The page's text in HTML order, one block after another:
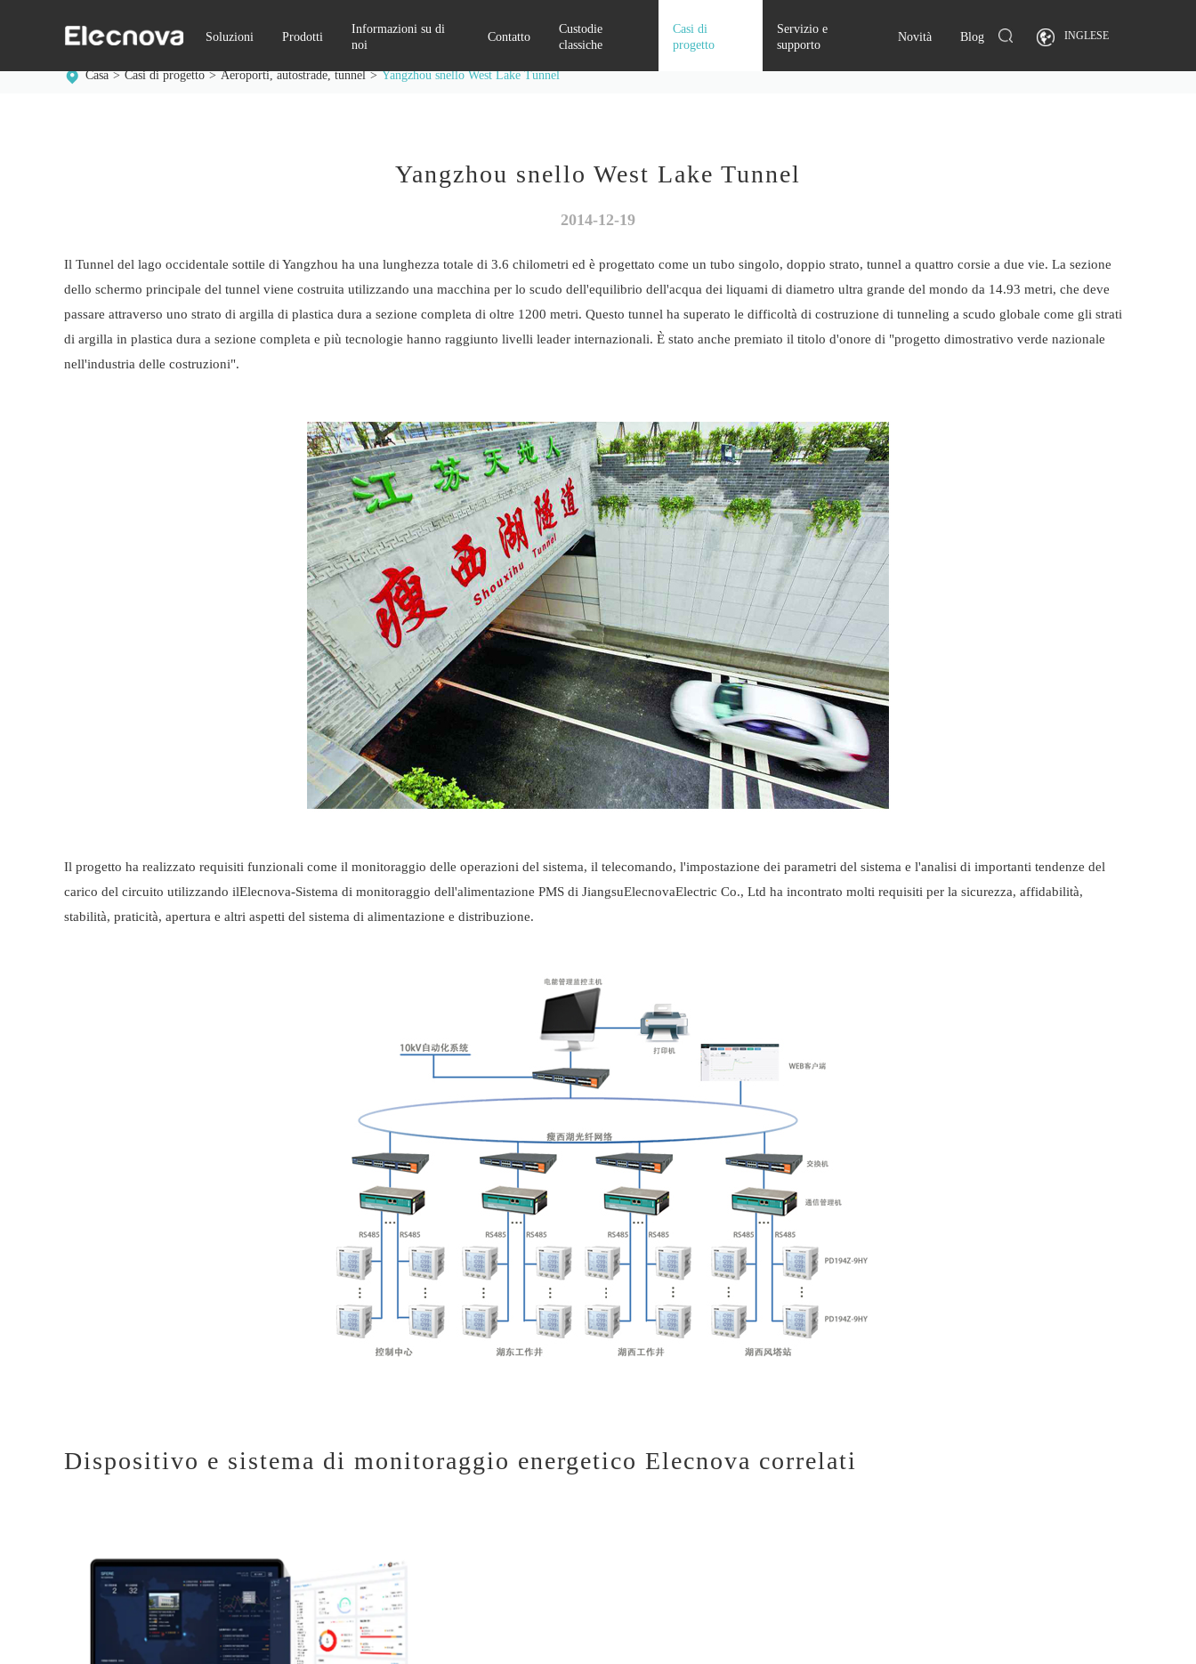
Soluzioni Prodotti
Informazioni su di
noi
Contatto
Custodie
classiche
Casi di
progetto
Servizio e
supporto
Novità Blog INGLESE
Casa Casi di progetto Aeroporti, autostrade, tunnel Yangzhou snello West Lake Tunnel
Yangzhou snello West Lake Tunnel
2014-12-19
Il Tunnel del lago occidentale sottile di Yangzhou ha una lunghezza totale di 3.6 chilometri ed è progettato come un tubo singolo, doppio strato, tunnel a quattro corsie a due vie. La sezione
dello schermo principale del tunnel viene costruita utilizzando una macchina per lo scudo dell'equilibrio dell'acqua dei liquami di diametro ultra grande del mondo da 14.93 metri, che deve
passare attraverso uno strato di argilla di plastica dura a sezione completa di oltre 1200 metri. Questo tunnel ha superato le difficoltà di costruzione di tunneling a scudo globale come gli strati
di argilla in plastica dura a sezione completa e più tecnologie hanno raggiunto livelli leader internazionali. È stato anche premiato il titolo d'onore di "progetto dimostrativo verde nazionale
nell'industria delle costruzioni".
Il progetto ha realizzato requisiti funzionali come il monitoraggio delle operazioni del sistema, il telecomando, l'impostazione dei parametri del sistema e l'analisi di importanti tendenze del
carico del circuito utilizzando ilElecnova-Sistema di monitoraggio dell'alimentazione PMS di JiangsuElecnovaElectric Co., Ltd ha incontrato molti requisiti per la sicurezza, affidabilità,
stabilità, praticità, apertura e altri aspetti del sistema di alimentazione e distribuzione.
Dispositivo e sistema di monitoraggio energetico Elecnova correlati